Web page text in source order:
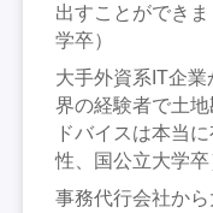
出すことができ
学卒）
大手外資系IT企
界の経験者で土
ドバイスは本当
性、国公立大学卒
事務代行会社か